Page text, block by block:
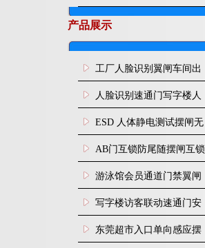
产品展示
工厂人脸识别翼闸车间出
入口人行通道门禁
人脸识别速通门写字楼人
行通道闸门禁设备
ESD 人体静电测试摆闸无
尘车间防静电闸机
AB门互锁防尾随摆闸互锁
闸机
游泳馆会员通道门禁翼闸
写字楼访客联动速通门安
装
东莞超市入口单向感应摆